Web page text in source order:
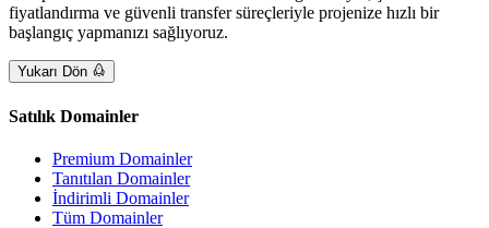
fiyatlandırma ve güvenli transfer süreçleriyle projenize hızlı bir
başlangıç yapmanızı sağlıyoruz.
Yukarı Dön
Satılık Domainler
Premium Domainler
Tanıtılan Domainler
İndirimli Domainler
Tüm Domainler